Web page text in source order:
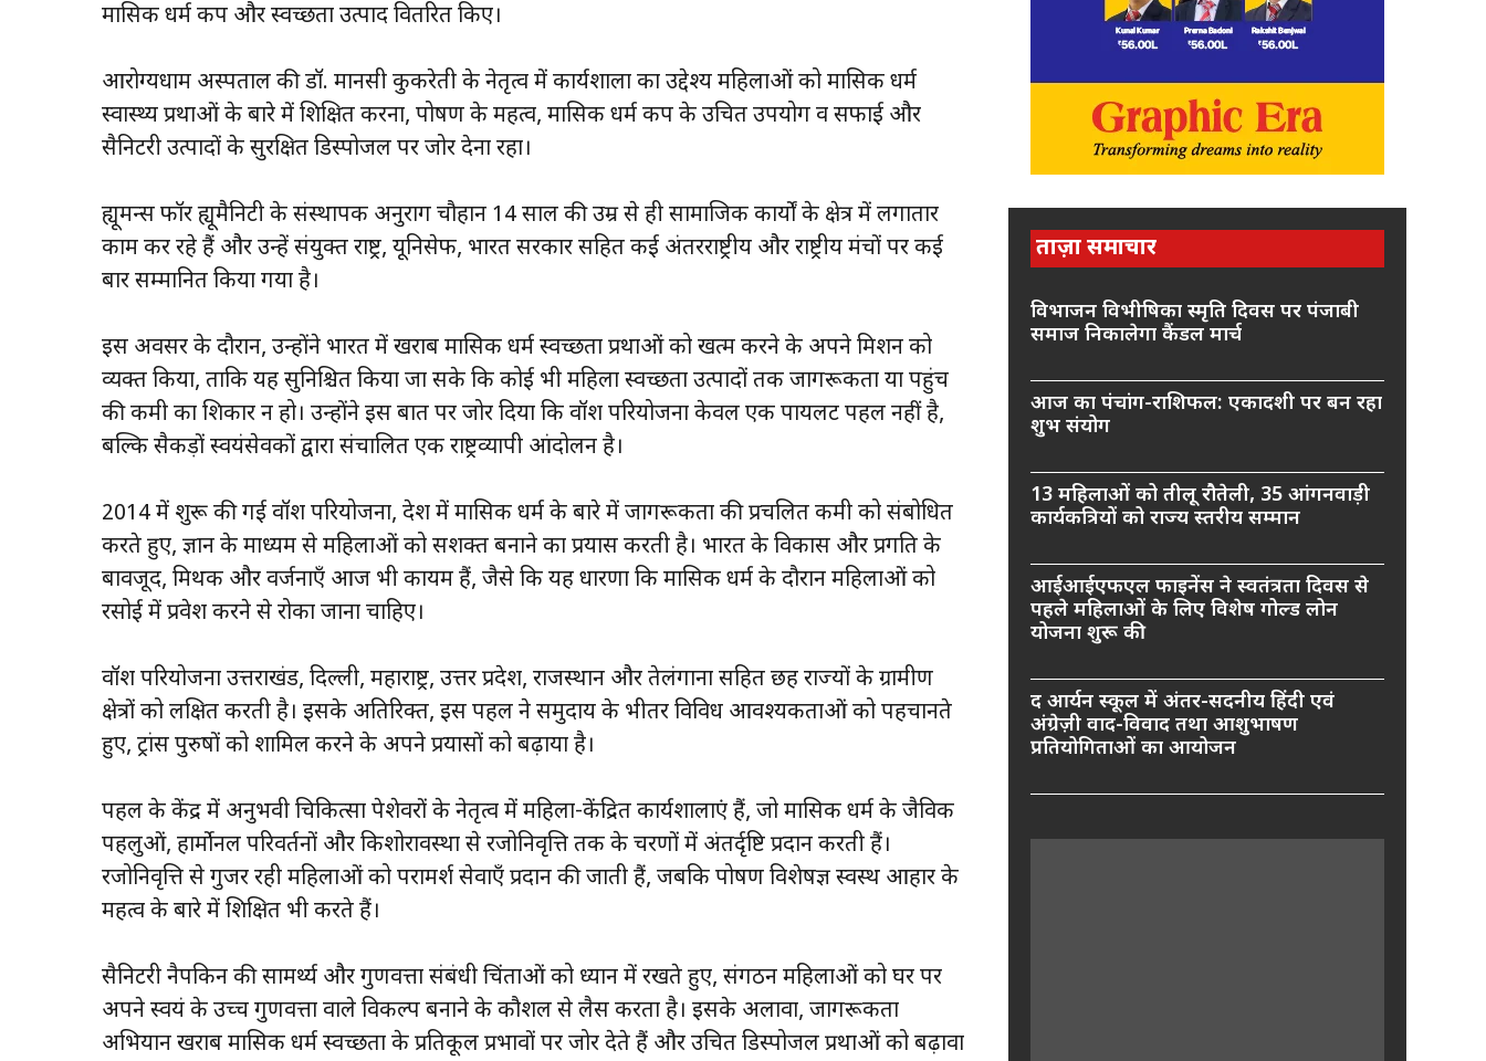
मासिक धर्म कप और स्वच्छता उत्पाद वितरित किए।
आरोग्यधाम अस्पताल की डॉ. मानसी कुकरेती के नेतृत्व में कार्यशाला का उद्देश्य महिलाओं को मासिक धर्म
स्वास्थ्य प्रथाओं के बारे में शिक्षित करना, पोषण के महत्व, मासिक धर्म कप के उचित उपयोग व सफाई और
सैनिटरी उत्पादों के सुरक्षित डिस्पोजल पर जोर देना रहा।
ह्यूमन्स फॉर ह्यूमैनिटी के संस्थापक अनुराग चौहान 14 साल की उम्र से ही सामाजिक कार्यों के क्षेत्र में लगातार
काम कर रहे हैं और उन्हें संयुक्त राष्ट्र, यूनिसेफ, भारत सरकार सहित कई अंतरराष्ट्रीय और राष्ट्रीय मंचों पर कई
बार सम्मानित किया गया है।
इस अवसर के दौरान, उन्होंने भारत में खराब मासिक धर्म स्वच्छता प्रथाओं को खत्म करने के अपने मिशन को
व्यक्त किया, ताकि यह सुनिश्चित किया जा सके कि कोई भी महिला स्वच्छता उत्पादों तक जागरूकता या पहुंच
की कमी का शिकार न हो। उन्होंने इस बात पर जोर दिया कि वॉश परियोजना केवल एक पायलट पहल नहीं है,
बल्कि सैकड़ों स्वयंसेवकों द्वारा संचालित एक राष्ट्रव्यापी आंदोलन है।
2014 में शुरू की गई वॉश परियोजना, देश में मासिक धर्म के बारे में जागरूकता की प्रचलित कमी को संबोधित
करते हुए, ज्ञान के माध्यम से महिलाओं को सशक्त बनाने का प्रयास करती है। भारत के विकास और प्रगति के
बावजूद, मिथक और वर्जनाएँ आज भी कायम हैं, जैसे कि यह धारणा कि मासिक धर्म के दौरान महिलाओं को
रसोई में प्रवेश करने से रोका जाना चाहिए।
वॉश परियोजना उत्तराखंड, दिल्ली, महाराष्ट्र, उत्तर प्रदेश, राजस्थान और तेलंगाना सहित छह राज्यों के ग्रामीण
क्षेत्रों को लक्षित करती है। इसके अतिरिक्त, इस पहल ने समुदाय के भीतर विविध आवश्यकताओं को पहचानते
हुए, ट्रांस पुरुषों को शामिल करने के अपने प्रयासों को बढ़ाया है।
पहल के केंद्र में अनुभवी चिकित्सा पेशेवरों के नेतृत्व में महिला-केंद्रित कार्यशालाएं हैं, जो मासिक धर्म के जैविक
पहलुओं, हार्मोनल परिवर्तनों और किशोरावस्था से रजोनिवृत्ति तक के चरणों में अंतर्दृष्टि प्रदान करती हैं।
रजोनिवृत्ति से गुजर रही महिलाओं को परामर्श सेवाएँ प्रदान की जाती हैं, जबकि पोषण विशेषज्ञ स्वस्थ आहार के
महत्व के बारे में शिक्षित भी करते हैं।
सैनिटरी नैपकिन की सामर्थ्य और गुणवत्ता संबंधी चिंताओं को ध्यान में रखते हुए, संगठन महिलाओं को घर पर
अपने स्वयं के उच्च गुणवत्ता वाले विकल्प बनाने के कौशल से लैस करता है। इसके अलावा, जागरूकता
अभियान खराब मासिक धर्म स्वच्छता के प्रतिकूल प्रभावों पर जोर देते हैं और उचित डिस्पोजल प्रथाओं को बढ़ावा
ताज़ा समाचार
विभाजन विभीषिका स्मृति दिवस पर पंजाबी
समाज निकालेगा कैंडल मार्च
आज का पंचांग-राशिफल: एकादशी पर बन रहा
शुभ संयोग
13 महिलाओं को तीलू रौतेली, 35 आंगनवाड़ी
कार्यकत्रियों को राज्य स्तरीय सम्मान
आईआईएफएल फाइनेंस ने स्वतंत्रता दिवस से
पहले महिलाओं के लिए विशेष गोल्ड लोन
योजना शुरू की
द आर्यन स्कूल में अंतर-सदनीय हिंदी एवं
अंग्रेज़ी वाद-विवाद तथा आशुभाषण
प्रतियोगिताओं का आयोजन